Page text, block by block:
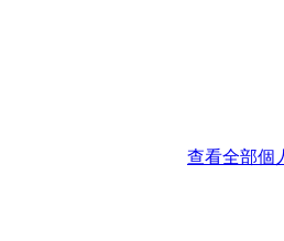
查看全部個